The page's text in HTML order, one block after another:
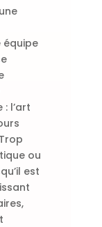
équipe
l’art
ou
est